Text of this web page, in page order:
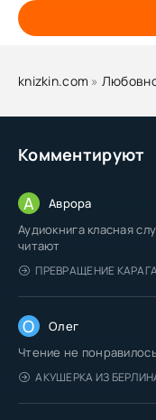
Комментируют
А Аврора
Аудиокнига класная
читают
ПРЕВРАЩЕНИЕ
О Олег
Чтение не
АКУШЕРКА ИЗ
knizkin.com »